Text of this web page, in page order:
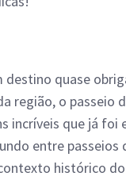
destino quase
região, o passeio
incríveis que já foi
entre passeios
histórico